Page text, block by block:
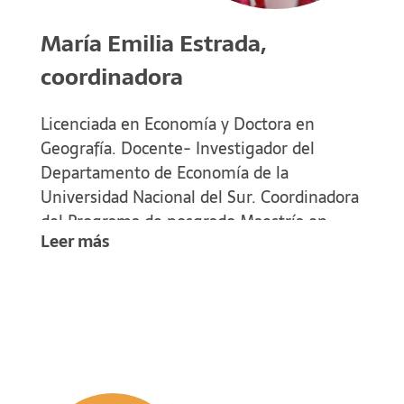
María Emilia Estrada,
coordinadora
Licenciada en Economía y Doctora en
Geografía. Docente- Investigador del
Departamento de Economía de la
Universidad Nacional del Sur. Coordinadora
del Programa de posgrado Maestría en
Desarrollo y Gestión Territorial (UNS).
Estratégica para el Desarrollo de los Servicios
Leer más